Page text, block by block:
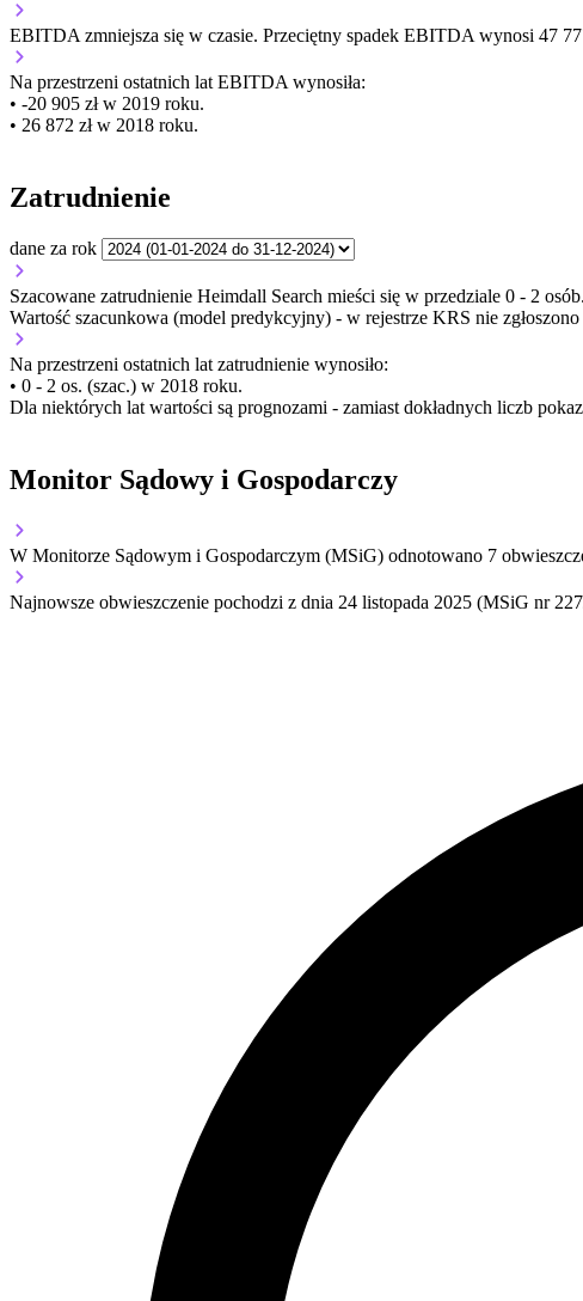
EBITDA zmniejsza się w czasie. Przeciętny spadek EBITDA wynosi 47
Na przestrzeni ostatnich lat EBITDA wynosiła:
• -20 905 zł w 2019 roku.
• 26 872 zł w 2018 roku.
Zatrudnienie
dane za rok
Szacowane zatrudnienie Heimdall Search mieści się w przedziale 0 - 2 osób.
Wartość szacunkowa (model predykcyjny) - w rejestrze KRS nie
Na przestrzeni ostatnich lat zatrudnienie wynosiło:
• 0 - 2 os. (szac.) w 2018 roku.
Dla niektórych lat wartości są prognozami - zamiast dokładnych liczb
Monitor Sądowy i Gospodarczy
W Monitorze Sądowym i Gospodarczym (MSiG) odnotowano 7
Najnowsze obwieszczenie pochodzi z dnia 24 listopada 2025 (MSiG nr